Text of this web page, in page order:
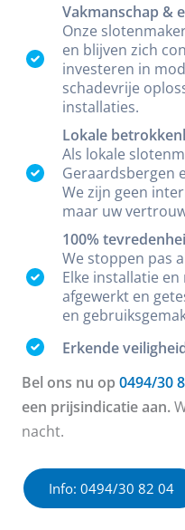
Vakmanschap &
Onze
en blijven zich
investeren in
schadevrije
installaties.
Lokale
Als lokale
Geraardsbergen
We zijn geen
maar uw
100%
We stoppen pas
Elke installatie
afgewerkt en
en
Erkende
Bel ons nu op 0494/30
een prijsindicatie aan.
nacht.
Info: 0494/30 82 04